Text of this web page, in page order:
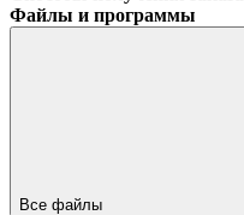
Файлы и программы
Все файлы